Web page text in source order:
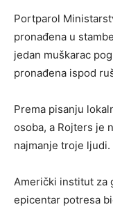
Portparol
pronađena u
jedan muškarac
pronađena ispod
Prema pisanju
osoba, a Rojters je
najmanje troje ljudi.
Američki institut za
epicentar potresa